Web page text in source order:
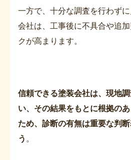
一方で、十分な調査を行わず
会社は、工事後に不具合や追
クが高まります。
信頼できる塗装会社は、現地
い、その結果をもとに根拠の
ため、診断の有無は重要な判
う 。